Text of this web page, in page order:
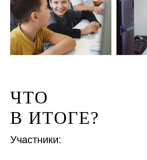
ЧТО
В ИТОГЕ?
Участники: